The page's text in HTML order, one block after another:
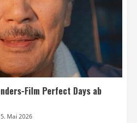
Film Perfect Days ab
5. Mai 2026